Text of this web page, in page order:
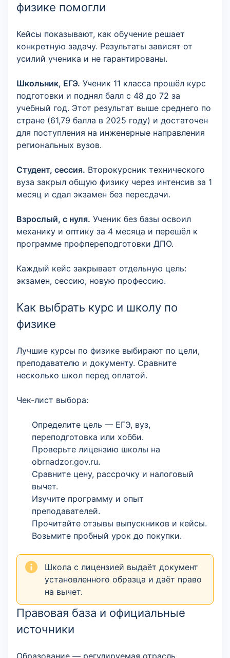
физике помогли
Кейсы показывают, как обучение решает
конкретную задачу. Результаты зависят от
усилий ученика и не гарантированы.
Школьник, ЕГЭ. Ученик 11 класса прошёл курс
подготовки и поднял балл с 48 до 72 за
учебный год. Этот результат выше среднего по
стране (61,79 балла в 2025 году) и достаточен
для поступления на инженерные направления
региональных вузов.
Студент, сессия. Второкурсник технического
вуза закрыл общую физику через интенсив за 1
месяц и сдал экзамен без пересдачи.
Взрослый, с нуля. Ученик без базы освоил
механику и оптику за 4 месяца и перешёл к
программе профпереподготовки ДПО.
Каждый кейс закрывает отдельную цель:
экзамен, сессию, новую профессию.
Как выбрать курс и школу по
физике
Лучшие курсы по физике выбирают по цели,
преподавателю и документу. Сравните
несколько школ перед оплатой.
Чек-лист выбора:
Определите цель — ЕГЭ, вуз,
переподготовка или хобби.
Проверьте лицензию школы на
obrnadzor.gov.ru.
Сравните цену, рассрочку и налоговый
вычет.
Изучите программу и опыт
преподавателей.
Прочитайте отзывы выпускников и кейсы.
Возьмите пробный урок до покупки.
Школа с лицензией выдаёт документ
установленного образца и даёт право
на вычет.
Правовая база и официальные
источники
Образование — регулируемая отрасль.